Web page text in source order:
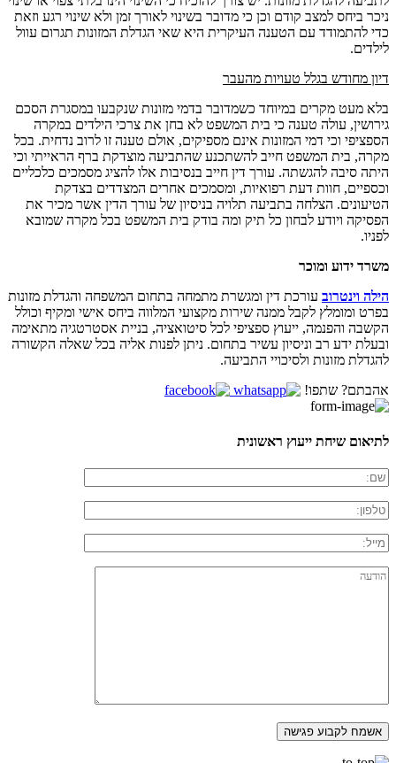
ניכר ביחס למצב קודם וכן כי מדובר בשינוי לאורך זמן ולא שינוי רגע וזאת
כדי להתמודד עם הטענה העיקרית היא שאי הגדלת המזונות תגרום עוול
לילדים.
דיון מחודש בגלל טעויות מהעבר
בלא מעט מקרים במיוחד כשמדובר בדמי מזונות שנקבעו במסגרת הסכם
גירושין, עולה טענה כי בית המשפט לא בחן את צרכי הילדים במקרה
הספציפי וכי דמי המזונות אינם מספיקים, אולם טענה זו לרוב נדחית. בכל
מקרה, בית המשפט חייב להשתכנע שהתביעה מוצדקת ברף הראייתי וכי
היתה סיבה להגשתה. עורך דין חייב בנסיבות אלו להציג מסמכים כלכליים
וכספיים, חוות דעת רפואיות, ומסמכים אחרים המצדדים בצדקת
הטיעונים. הצלחה בתביעה תלויה בניסיון של עורך הדין אשר מכיר את
הפסיקה ויודע לבחון כל תיק ומה בודק בית המשפט בכל מקרה שמובא
לפניו.
משרד ידוע ומוכר
הילה וינטרוב עורכת דין ומגשרת מתמחה בתחום המשפחה והגדלת מזונות
בפרט ומומלץ לקבל ממנה שירות מקצועי המלווה ביחס אישי ומקיף וכולל
הקשבה והפנמה, ייעוץ ספציפי לכל סיטואציה, בניית אסטרטגיה מתאימה
ובעלת ידע רב וניסיון עשיר בתחום. ניתן לפנות אליה בכל שאלה הקשורה
להגדלת מזונות ולסיכויי התביעה.
אהבתם? שתפו!
לתיאום שיחת ייעוץ ראשונית